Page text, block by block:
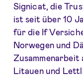
Signicat, die
ist seit über 10
für die If
Norwegen und
Zusammenarbeit
Litauen und